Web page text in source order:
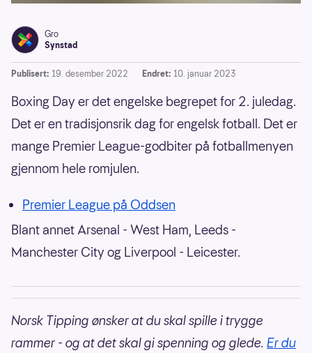
Gro
Synstad
Publisert: 19. desember 2022 Endret: 10. januar 2023
Boxing Day er det engelske begrepet for 2. juledag.
Det er en tradisjonsrik dag for engelsk fotball. Det er
mange Premier League-godbiter på fotballmenyen
gjennom hele romjulen.
Premier League på Oddsen
Blant annet Arsenal - West Ham, Leeds -
Manchester City og Liverpool - Leicester.
Norsk Tipping ønsker at du skal spille i trygge
rammer - og at det skal gi spenning og glede. Er du